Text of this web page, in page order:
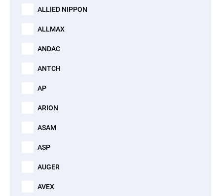
ALLIED NIPPON
ALLMAX
ANDAC
ANTCH
AP
ARION
ASAM
ASP
AUGER
AVEX